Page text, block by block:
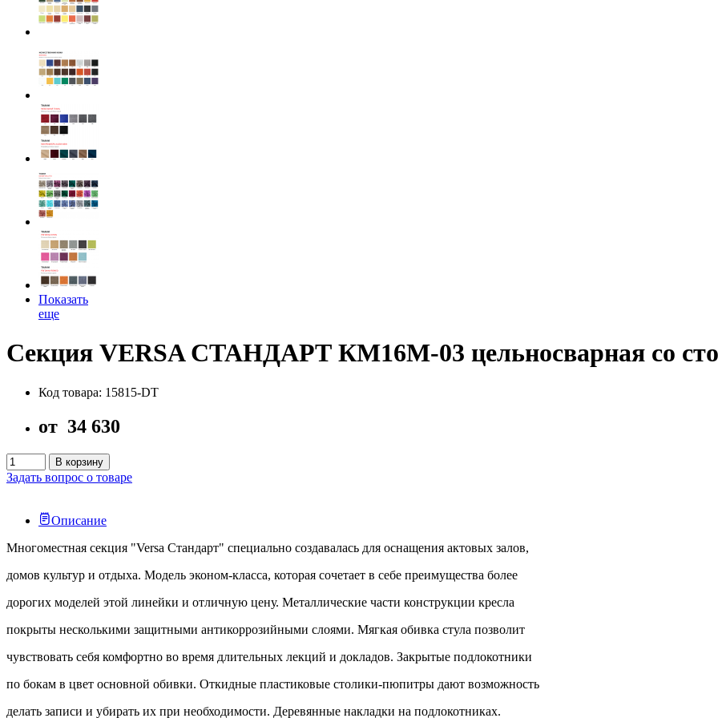
Показать
еще
Секция VERSA СТАНДАРТ КМ16М-03 цельносварная со
Код товара: 15815-DT
от 34 630
В корзину
Задать вопрос о товаре
Описание
Многоместная секция "Versa Стандарт" специально создавалась для оснащения актовых залов,
домов культур и отдыха. Модель эконом-класса, которая сочетает в себе преимущества более
дорогих моделей этой линейки и отличную цену. Металлические части конструкции кресла
покрыты несколькими защитными антикоррозийными слоями. Мягкая обивка стула позволит
чувствовать себя комфортно во время длительных лекций и докладов. Закрытые подлокотники
по бокам в цвет основной обивки. Откидные пластиковые столики-пюпитры дают возможность
делать записи и убирать их при необходимости. Деревянные накладки на подлокотниках.